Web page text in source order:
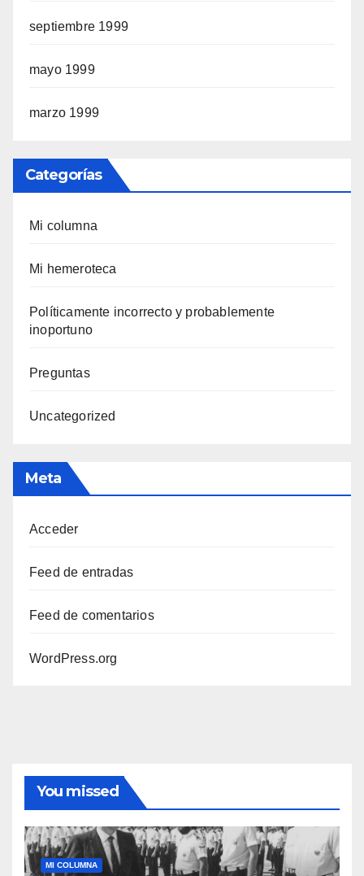
septiembre 1999
mayo 1999
marzo 1999
Categorías
Mi columna
Mi hemeroteca
Polí­ticamente incorrecto y probablemente
inoportuno
Preguntas
Uncategorized
Meta
Acceder
Feed de entradas
Feed de comentarios
WordPress.org
You missed
MI COLUMNA